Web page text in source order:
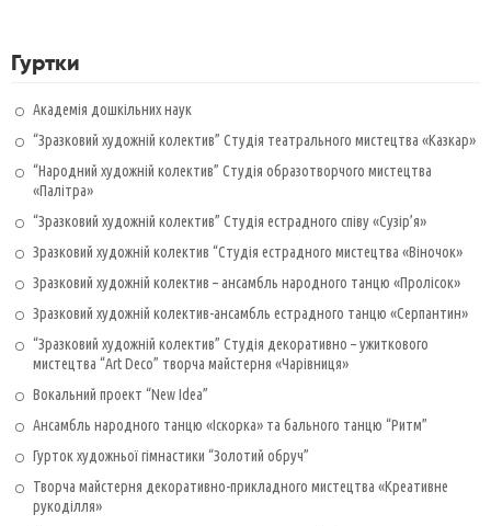
Гуртки
Академія дошкільних наук
“Зразковий художній колектив” Студія театрального мистецтва «Казкар»
“Народний художній колектив” Студія образотворчого мистецтва
«Палітра»
“Зразковий художній колектив” Студія естрадного співу «Сузір’я»
Зразковий художній колектив “Студія естрадного мистецтва «Віночок»
Зразковий художній колектив – ансамбль народного танцю «Пролісок»
Зразковий художній колектив-ансамбль естрадного танцю «Серпантин»
“Зразковий художній колектив” Студія декоративно – ужиткового
мистецтва “Art Deco” творча майстерня «Чарівниця»
Вокальний проект “New Idea”
Ансамбль народного танцю «Іскорка» та бального танцю “Ритм”
Гурток художньої гімнастики “Золотий обруч”
Творча майстерня декоративно-прикладного мистецтва «Креативне
рукоділля»